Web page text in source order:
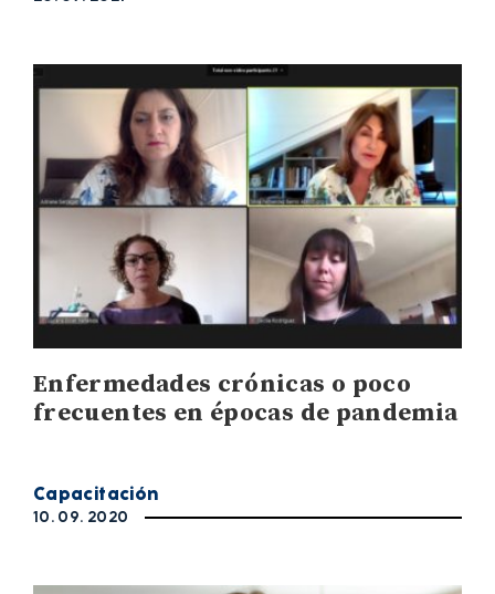
Enfermedades crónicas o poco
frecuentes en épocas de pandemia
Capacitación
10. 09. 2020